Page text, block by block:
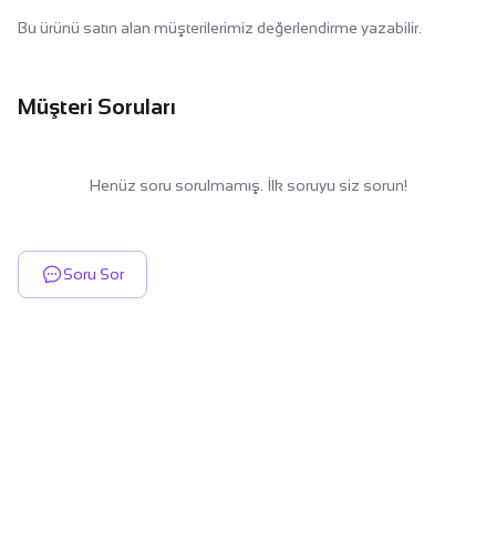
Bu ürünü satın alan müşterilerimiz değerlendirme yazabilir.
Müşteri Soruları
Henüz soru sorulmamış. İlk soruyu siz sorun!
Soru Sor